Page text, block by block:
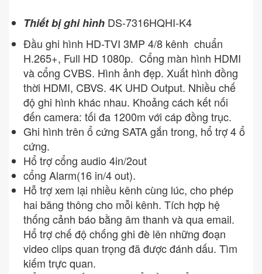
Thiết bị ghi hình DS-7316HQHI-K4
Đầu ghi hình HD-TVI 3MP 4/8 kênh chuẩn
H.265+, Full HD 1080p. Cổng màn hình HDMI
và cổng CVBS. Hình ảnh đẹp. Xuất hình đồng
thời HDMI, CBVS. 4K UHD Output. Nhiều chế
độ ghi hình khác nhau. Khoảng cách kết nối
đến camera: tối đa 1200m với cáp đồng trục.
Ghi hình trên ổ cứng SATA gắn trong, hổ trợ 4 ổ
cứng.
Hổ trợ cổng audio 4in/2out
cổng Alarm(16 in/4 out).
Hỗ trợ xem lại nhiều kênh cùng lúc, cho phép
hai băng thông cho mỗi kênh. Tích hợp hệ
thống cảnh báo bằng âm thanh và qua email.
Hổ trợ chế độ chống ghi đè lên những đoạn
video clips quan trọng đã được đánh dấu. Tìm
kiếm trực quan.